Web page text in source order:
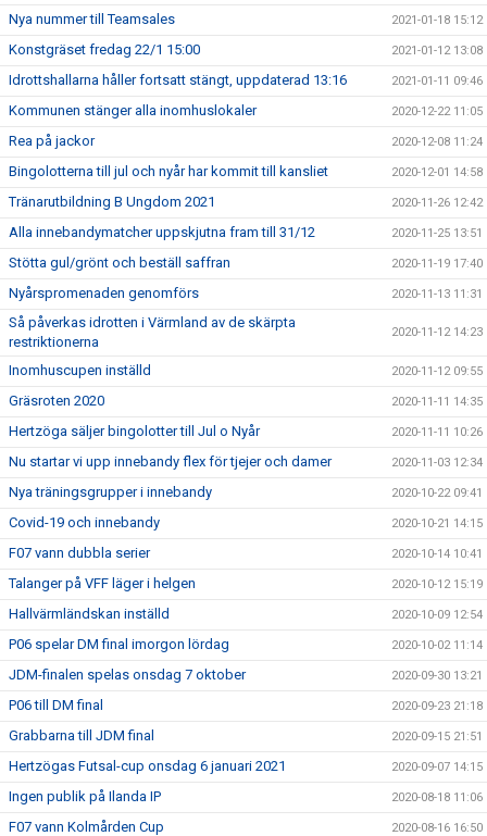
Nya nummer till Teamsales 2021-01-18 15:12
Konstgräset fredag 22/1 15:00 2021-01-12 13:08
Idrottshallarna håller fortsatt stängt, uppdaterad 13:16 2021-01-11 09:46
Kommunen stänger alla inomhuslokaler 2020-12-22 11:05
Rea på jackor 2020-12-08 11:24
Bingolotterna till jul och nyår har kommit till kansliet 2020-12-01 14:58
Tränarutbildning B Ungdom 2021 2020-11-26 12:42
Alla innebandymatcher uppskjutna fram till 31/12 2020-11-25 13:51
Stötta gul/grönt och beställ saffran 2020-11-19 17:40
Nyårspromenaden genomförs 2020-11-13 11:31
Så påverkas idrotten i Värmland av de skärpta
restriktionerna
2020-11-12 14:23
Inomhuscupen inställd 2020-11-12 09:55
Gräsroten 2020 2020-11-11 14:35
Hertzöga säljer bingolotter till Jul o Nyår 2020-11-11 10:26
Nu startar vi upp innebandy flex för tjejer och damer 2020-11-03 12:34
Nya träningsgrupper i innebandy 2020-10-22 09:41
Covid-19 och innebandy 2020-10-21 14:15
F07 vann dubbla serier 2020-10-14 10:41
Talanger på VFF läger i helgen 2020-10-12 15:19
Hallvärmländskan inställd 2020-10-09 12:54
P06 spelar DM final imorgon lördag 2020-10-02 11:14
JDM-finalen spelas onsdag 7 oktober 2020-09-30 13:21
P06 till DM final 2020-09-23 21:18
Grabbarna till JDM final 2020-09-15 21:51
Hertzögas Futsal-cup onsdag 6 januari 2021 2020-09-07 14:15
Ingen publik på Ilanda IP 2020-08-18 11:06
F07 vann Kolmården Cup 2020-08-16 16:50